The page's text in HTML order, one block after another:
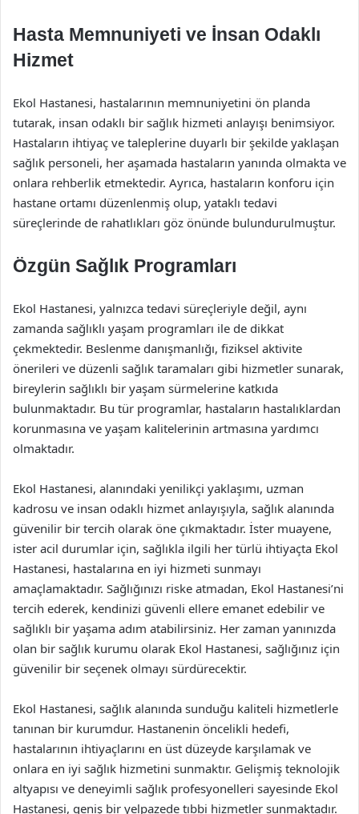
Hasta Memnuniyeti ve İnsan Odaklı
Hizmet
Ekol Hastanesi, hastalarının memnuniyetini ön planda
tutarak, insan odaklı bir sağlık hizmeti anlayışı benimsiyor.
Hastaların ihtiyaç ve taleplerine duyarlı bir şekilde yaklaşan
sağlık personeli, her aşamada hastaların yanında olmakta ve
onlara rehberlik etmektedir. Ayrıca, hastaların konforu için
hastane ortamı düzenlenmiş olup, yataklı tedavi
süreçlerinde de rahatlıkları göz önünde bulundurulmuştur.
Özgün Sağlık Programları
Ekol Hastanesi, yalnızca tedavi süreçleriyle değil, aynı
zamanda sağlıklı yaşam programları ile de dikkat
çekmektedir. Beslenme danışmanlığı, fiziksel aktivite
önerileri ve düzenli sağlık taramaları gibi hizmetler sunarak,
bireylerin sağlıklı bir yaşam sürmelerine katkıda
bulunmaktadır. Bu tür programlar, hastaların hastalıklardan
korunmasına ve yaşam kalitelerinin artmasına yardımcı
olmaktadır.
Ekol Hastanesi, alanındaki yenilikçi yaklaşımı, uzman
kadrosu ve insan odaklı hizmet anlayışıyla, sağlık alanında
güvenilir bir tercih olarak öne çıkmaktadır. İster muayene,
ister acil durumlar için, sağlıkla ilgili her türlü ihtiyaçta Ekol
Hastanesi, hastalarına en iyi hizmeti sunmayı
amaçlamaktadır. Sağlığınızı riske atmadan, Ekol Hastanesi’ni
tercih ederek, kendinizi güvenli ellere emanet edebilir ve
sağlıklı bir yaşama adım atabilirsiniz. Her zaman yanınızda
olan bir sağlık kurumu olarak Ekol Hastanesi, sağlığınız için
güvenilir bir seçenek olmayı sürdürecektir.
Ekol Hastanesi, sağlık alanında sunduğu kaliteli hizmetlerle
tanınan bir kurumdur. Hastanenin öncelikli hedefi,
hastalarının ihtiyaçlarını en üst düzeyde karşılamak ve
onlara en iyi sağlık hizmetini sunmaktır. Gelişmiş teknolojik
altyapısı ve deneyimli sağlık profesyonelleri sayesinde Ekol
Hastanesi, geniş bir yelpazede tıbbi hizmetler sunmaktadır.